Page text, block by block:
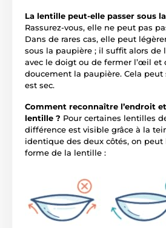
La lentille peut-elle passer sous
Rassurez-vous, elle ne peut pas
Dans de rares cas, elle peut
sous la paupière ; il suffit alors de
avec le doigt ou de fermer l’œil et
doucement la paupière. Cela
est sec.
Comment reconnaître l’endroit et
lentille ? Pour certaines lentilles
différence est visible grâce à la
identique des deux côtés, on peut
forme de la lentille :